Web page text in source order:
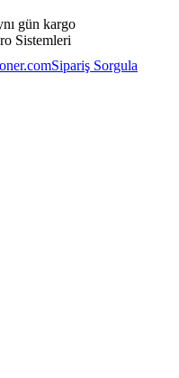
gün kargo
Sistemleri
Sipariş Sorgula